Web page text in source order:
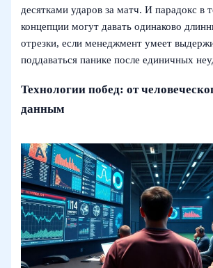
десятками ударов за матч. И парадокс в
концепции могут давать одинаково
отрезки, если менеджмент умеет
поддаваться панике после единичных
Технологии побед: от
данным